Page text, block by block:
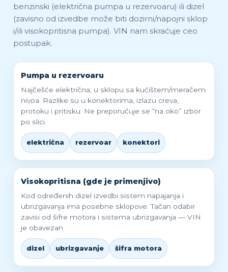
benzinski (električna pumpa u rezervoaru) ili dizel
(zavisno od izvedbe može biti dozirni/napojni sklop
i/ili visokopritisna pumpa). VIN nam skraćuje ceo
postupak.
Pumpa u rezervoaru
Najčešće električna, u sklopu sa kućištem/meračem
nivoa. Razlike su u konektorima, izlazu creva,
protoku i pritisku. Ne preporučuje se “na oko” izbor
po slici.
električna rezervoar konektori
Visokopritisna (gde je primenjivo)
Kod određenih dizel izvedbi sistem napajanja i
ubrizgavanja ima posebne sklopove. Tačan odabir
zavisi od šifre motora i sistema ubrizgavanja — VIN
je obavezan.
dizel ubrizgavanje šifra motora